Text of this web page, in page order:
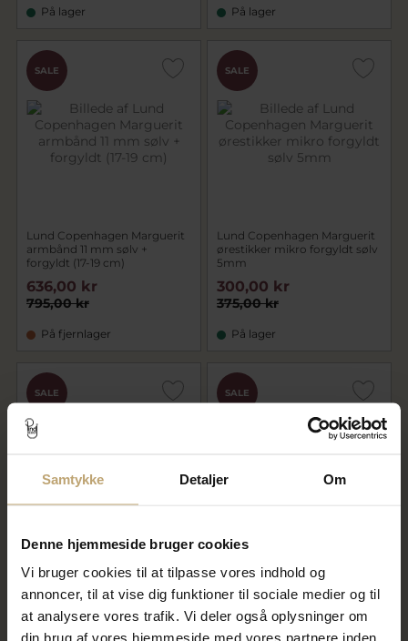
Samtykke Detaljer Om
Denne hjemmeside bruger cookies
Vi bruger cookies til at tilpasse vores indhold og
annoncer, til at vise dig funktioner til sociale medier og til
at analysere vores trafik. Vi deler også oplysninger om
din brug af vores hjemmeside med vores partnere inden
På lager På lager
SALE
Lund Copenhagen Marguerit
armbånd 11 mm sølv +
forgyldt (17-19 cm)
795,00 kr
636,00 kr
På fjernlager
SALE
Lund Copenhagen Marguerit
ørestikker mikro forgyldt sølv
5mm
375,00 kr
300,00 kr
På lager
SALE
ørestikker mikro sølv 5mm
375,00 kr
300,00 kr
SALE
ørestikker m. sommerfugl
975,00 kr
780,00 kr